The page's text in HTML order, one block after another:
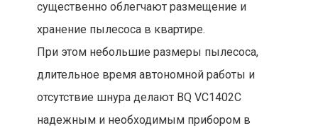
существенно облегчают размещение и
хранение пылесоса в квартире.
При этом небольшие размеры пылесоса,
длительное время автономной работы и
отсутствие шнура делают BQ VC1402C
надежным и необходимым прибором в